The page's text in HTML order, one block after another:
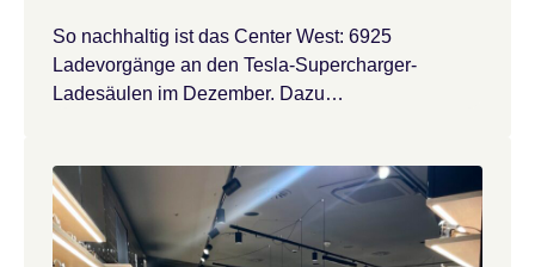
So nachhaltig ist das Center West: 6925
Ladevorgänge an den Tesla-Supercharger-
Ladesäulen im Dezember. Dazu…